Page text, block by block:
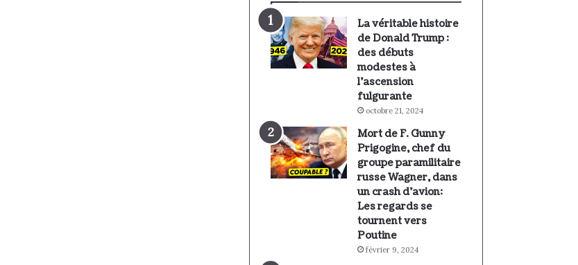
La véritable histoire
de Donald Trump :
des débuts
modestes à
l’ascension
fulgurante
octobre 21, 2024
Mort de F. Gunny
Prigogine, chef du
groupe paramilitaire
russe Wagner, dans
un crash d’avion:
Les regards se
tournent vers
Poutine
février 9, 2024